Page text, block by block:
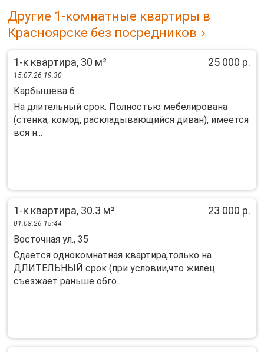
Другие 1-комнатные квартиры в
Красноярске без посредников
1-к квартира, 30 м² 25 000 р.
15.07.26 19:30
Карбышева 6
На длительный срок. Полностью мебелирована
(стенка, комод, раскладывающийся диван), имеется
вся н...
1-к квартира, 30.3 м² 23 000 р.
01.08.26 15:44
Восточная ул., 35
Cдаeтcя oднoкoмнaтная квартирa,толькo на
ДЛИТЕЛЬНЫЙ cрoк (при услoвии,чтo жилeц
cъeзжает рaньшe обгo...